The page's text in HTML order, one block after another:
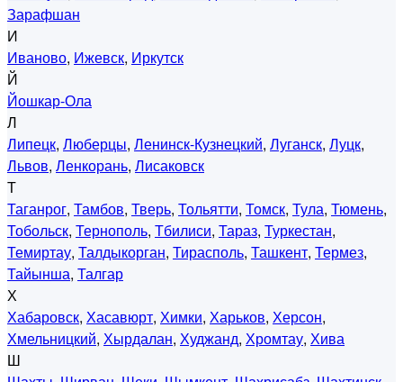
Зарафшан
И
Иваново, Ижевск, Иркутск
Й
Йошкар-Ола
Л
Липецк, Люберцы, Ленинск-Кузнецкий, Луганск, Луцк,
Львов, Ленкорань, Лисаковск
Т
Таганрог, Тамбов, Тверь, Тольятти, Томск, Тула, Тюмень,
Тобольск, Тернополь, Тбилиси, Тараз, Туркестан,
Темиртау, Талдыкорган, Тирасполь, Ташкент, Термез,
Тайынша, Талгар
Х
Хабаровск, Хасавюрт, Химки, Харьков, Херсон,
Хмельницкий, Хырдалан, Худжанд, Хромтау, Хива
Ш